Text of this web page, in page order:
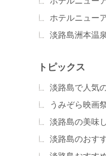
ホテルニュー
淡路島洲本温
トピックス
淡路島で人気
うみぞら映画
淡路島の美味
淡路島のおす